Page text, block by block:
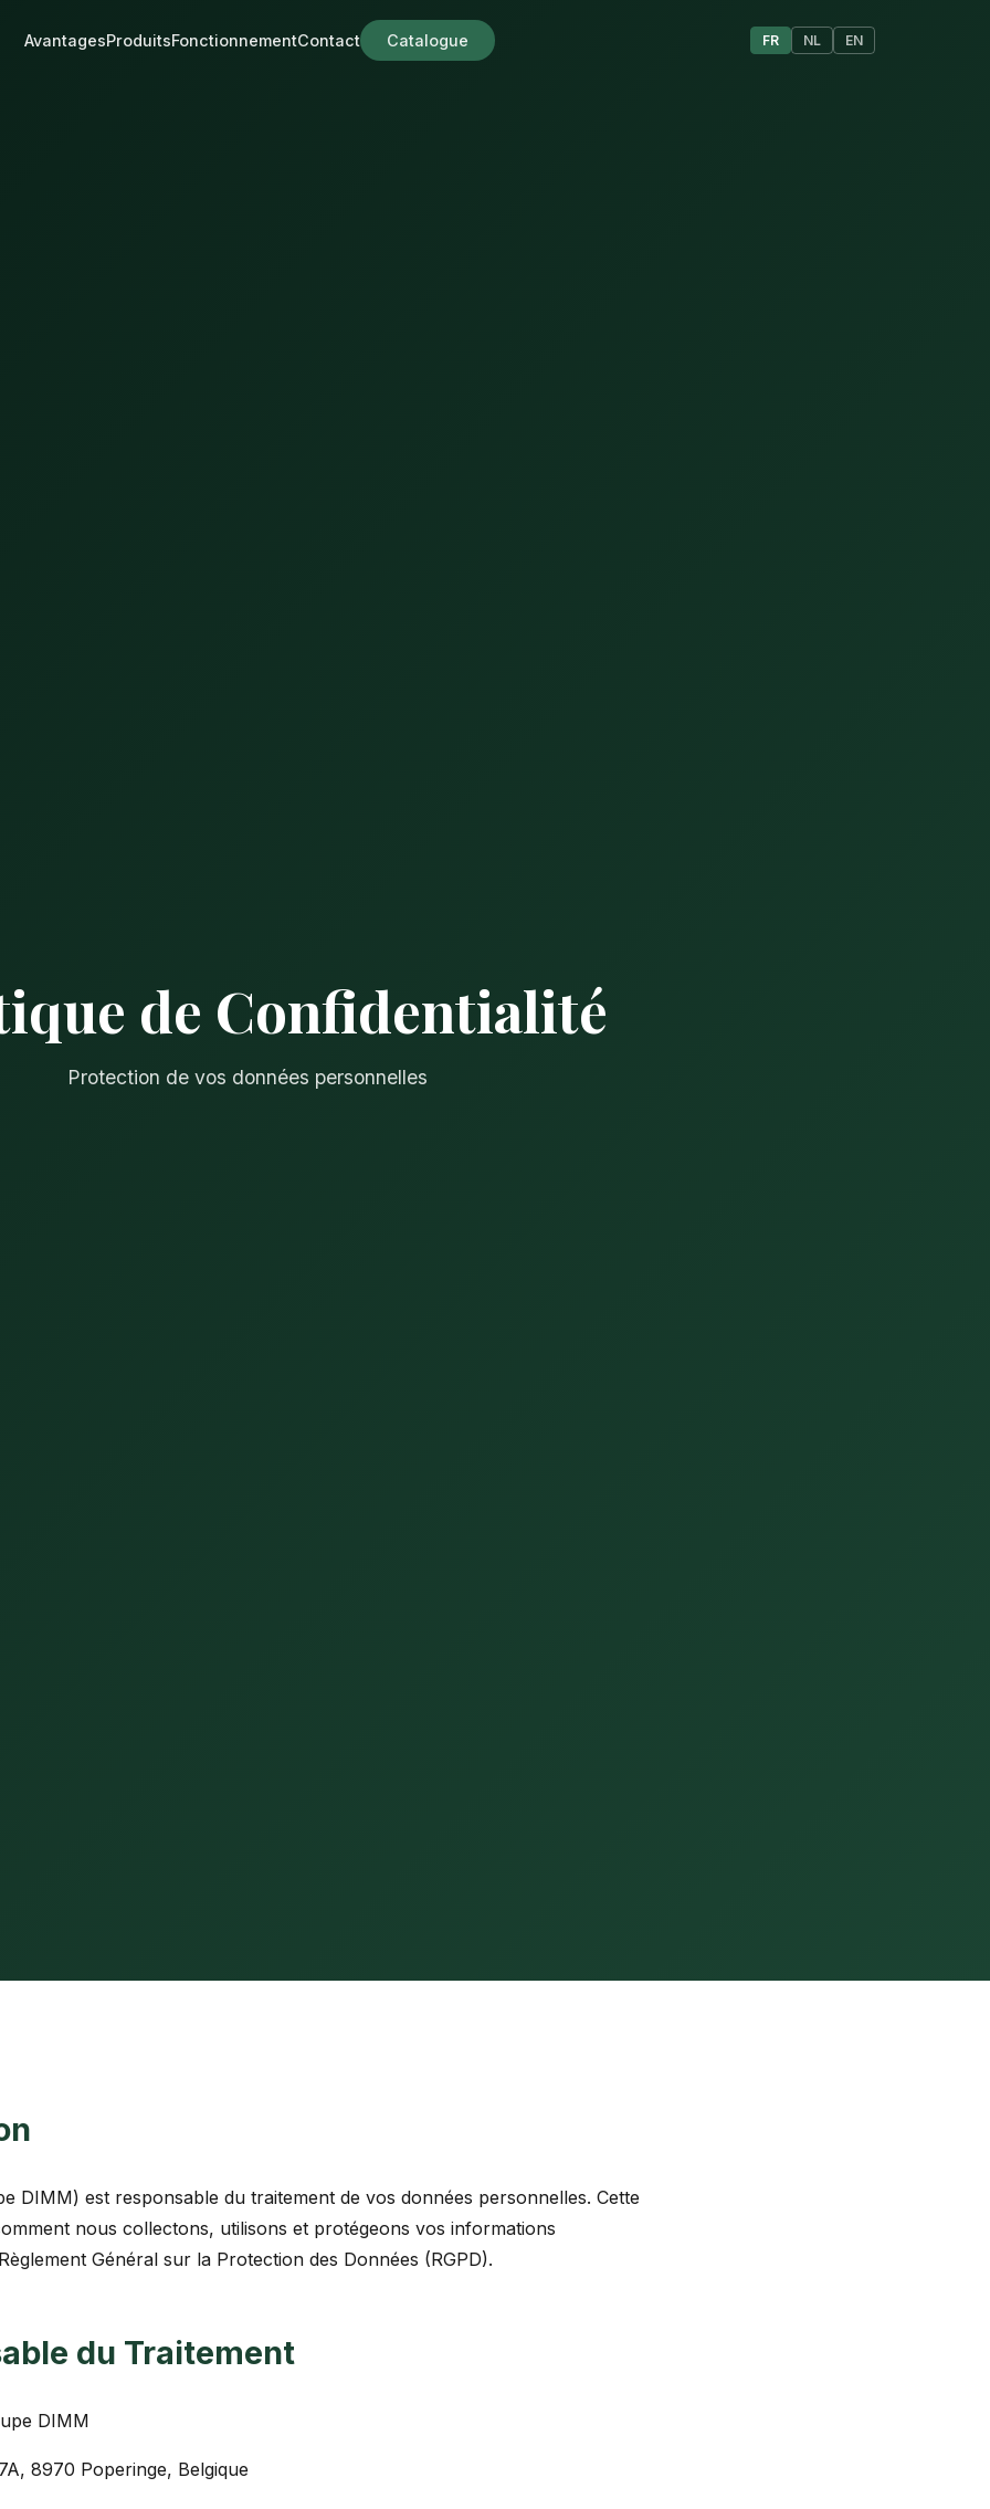
AvantagesProduitsFonctionnementContact Catalogue FR NL EN
de Confidentialité
Protection de vos données personnelles
DIMM) est responsable du traitement de vos données personnelles. Cette
nous collectons, utilisons et protégeons vos informations
Général sur la Protection des Données (RGPD).
du Traitement
DIMM
8970 Poperinge, Belgique